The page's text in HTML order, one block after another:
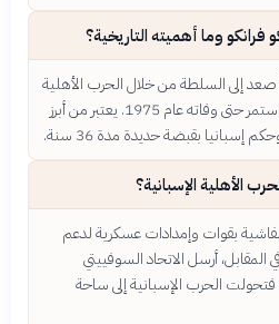
وما أهميته التاريخية؟
صعد إلى السلطة من خلال الحرب الأهلية
وأسس نظاماً استبدادياً فاشياً استمر حتى وفاته عام 1975. يعتبر من أبرز
إسبانيا بقبضة حديدة مدة 36 سنة.
الأهلية الإسبانية؟
الفاشية بقوات وإمدادات عسكرية لدعم
المقابل، أرسل الاتحاد السوفييتي
الحرب الإسبانية إلى ساحة